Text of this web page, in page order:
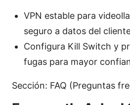
VPN estable para
seguro a datos del
Configura Kill Switch y
fugas para mayor
Sección: FAQ (Preguntas